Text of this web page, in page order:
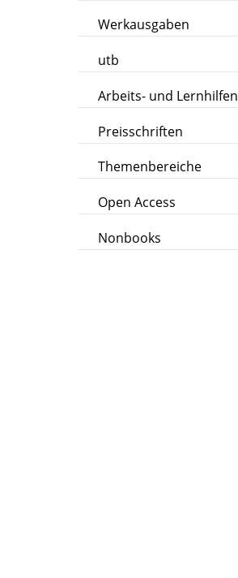
Werkausgaben
utb
Arbeits- und Lernhilfen
Preisschriften
Themenbereiche
Open Access
Nonbooks